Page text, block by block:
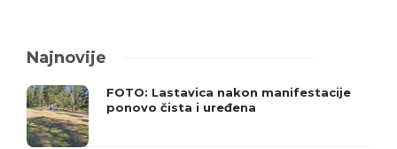
Najnovije
FOTO: Lastavica nakon manifestacije
ponovo čista i uređena